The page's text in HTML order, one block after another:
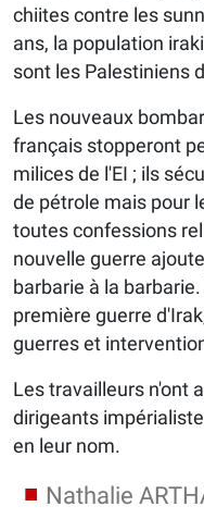
chiites contre les
ans, la population
sont les Palestiniens
Les nouveaux
français stopperont
milices de l'EI ; ils
de pétrole mais pour
toutes confessions
nouvelle guerre
barbarie à la
première guerre
guerres et
Les travailleurs n'ont
dirigeants
en leur nom.
Nathalie